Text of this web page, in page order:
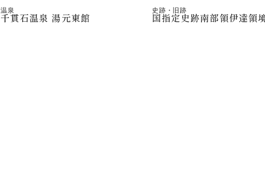
温泉
千貫石温泉 湯元東館
史跡・旧跡
国指定史跡南部領伊達領